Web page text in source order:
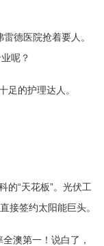
德医院抢着要人。
呢？
足的护理达人。
的“天花板”。光伏工
接签约太阳能巨头。
澳第一！说白了，